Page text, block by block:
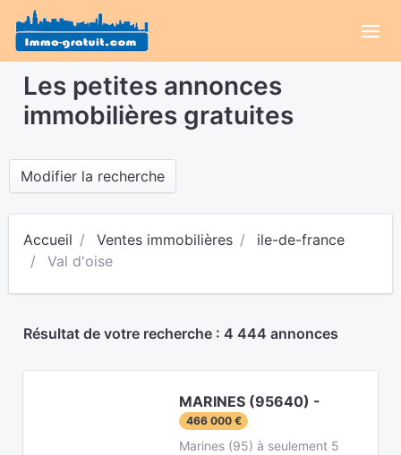
Les petites annonces
immobilières gratuites
Modifier la recherche
Accueil Ventes immobilières
ile-de-france
Val d'oise
Résultat de votre recherche : 4 444 annonces
MARINES (95640) -
466 000 €
Marines (95) à seulement 5